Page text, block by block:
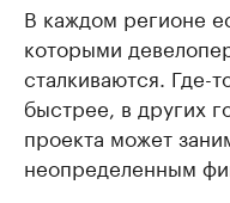
В каждом регионе
которыми
сталкиваются. Где-
быстрее, в других
проекта может
неопределенным